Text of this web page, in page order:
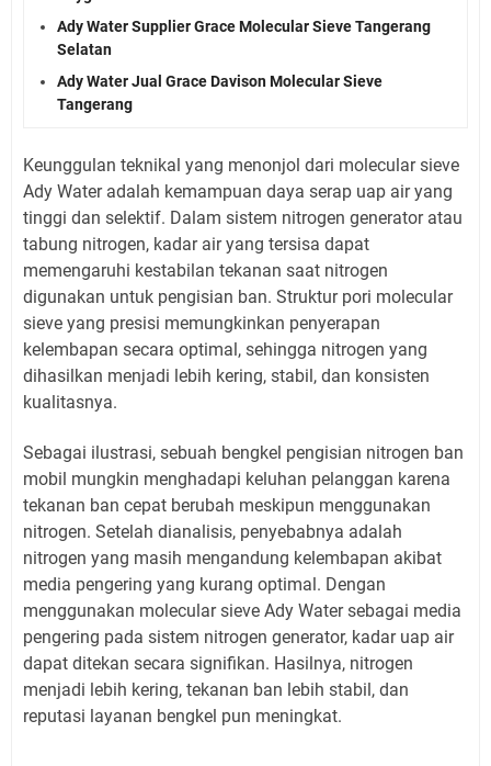
Ady Water Supplier Grace Molecular Sieve Tangerang
Selatan
Ady Water Jual Grace Davison Molecular Sieve
Tangerang
Keunggulan teknikal yang menonjol dari molecular sieve
Ady Water adalah kemampuan daya serap uap air yang
tinggi dan selektif. Dalam sistem nitrogen generator atau
tabung nitrogen, kadar air yang tersisa dapat
memengaruhi kestabilan tekanan saat nitrogen
digunakan untuk pengisian ban. Struktur pori molecular
sieve yang presisi memungkinkan penyerapan
kelembapan secara optimal, sehingga nitrogen yang
dihasilkan menjadi lebih kering, stabil, dan konsisten
kualitasnya.
Sebagai ilustrasi, sebuah bengkel pengisian nitrogen ban
mobil mungkin menghadapi keluhan pelanggan karena
tekanan ban cepat berubah meskipun menggunakan
nitrogen. Setelah dianalisis, penyebabnya adalah
nitrogen yang masih mengandung kelembapan akibat
media pengering yang kurang optimal. Dengan
menggunakan molecular sieve Ady Water sebagai media
pengering pada sistem nitrogen generator, kadar uap air
dapat ditekan secara signifikan. Hasilnya, nitrogen
menjadi lebih kering, tekanan ban lebih stabil, dan
reputasi layanan bengkel pun meningkat.